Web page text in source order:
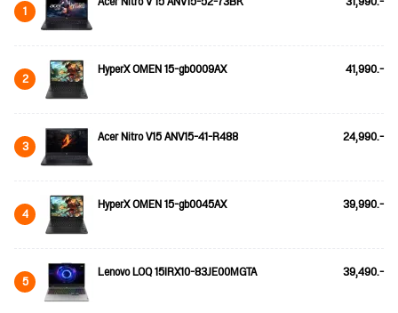
1
2 HyperX OMEN 15-gb0009AX 41,990.-
3 Acer Nitro V15 ANV15-41-R488 24,990.-
4 HyperX OMEN 15-gb0045AX 39,990.-
5 Lenovo LOQ 15IRX10-83JE00MGTA 39,490.-